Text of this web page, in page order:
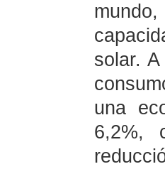
solar.
una
6,2%,